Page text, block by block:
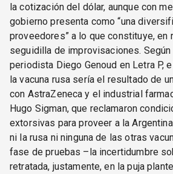
la cotización del dólar, aunque con
gobierno presenta como “una
proveedores” a lo que constituye, en
seguidilla de improvisaciones.
periodista Diego Genoud en Letra P,
la vacuna rusa sería el resultado de
con AstraZeneca y el industrial
Hugo Sigman, que reclamaron
extorsivas para proveer a la
ni la rusa ni ninguna de las otras
fase de pruebas –la incertidumbre
retratada, justamente, en la puja